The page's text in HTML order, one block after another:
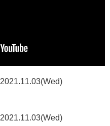
2021.11.03(Wed)
2021.11.03(Wed)